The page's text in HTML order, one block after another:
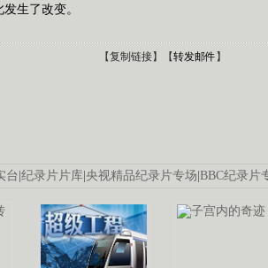
生了改变。
【复制链接】【转发邮件】
台|纪录片片库|央视精品纪录片专场|BBC纪录片